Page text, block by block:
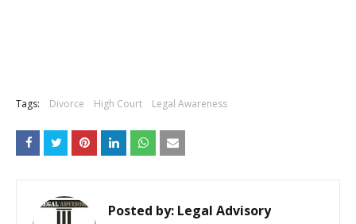
Tags: Divorce High Court Legal Awareness
Posted by: Legal Advisory